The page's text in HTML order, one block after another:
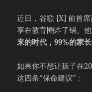
近日，谷歌 [X] 前首
享在教育圈炸了锅。
来的时代，99%的家
如果你不想让孩子在
这四条“保命建议”：